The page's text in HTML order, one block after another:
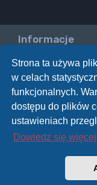
Strona ta używa
w celach
funkcjonalnych.
dostępu do plików
ustawieniach
Dowiedz się więcej
Informacje
Twoje uprawnienia
Nie możesz
Nie możesz
Nie możesz
Nie możesz
Nie możesz